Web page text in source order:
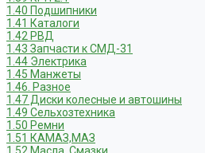
1.40 Подшипники
1.41 Каталоги
1.42 РВД
1.43 Запчасти к СМД-31
1.44 Электрика
1.45 Манжеты
1.46. Разное
1.47 Диски колесные и автошины
1.49 Сельхозтехника
1.50 Ремни
1.51 КАМАЗ,МАЗ